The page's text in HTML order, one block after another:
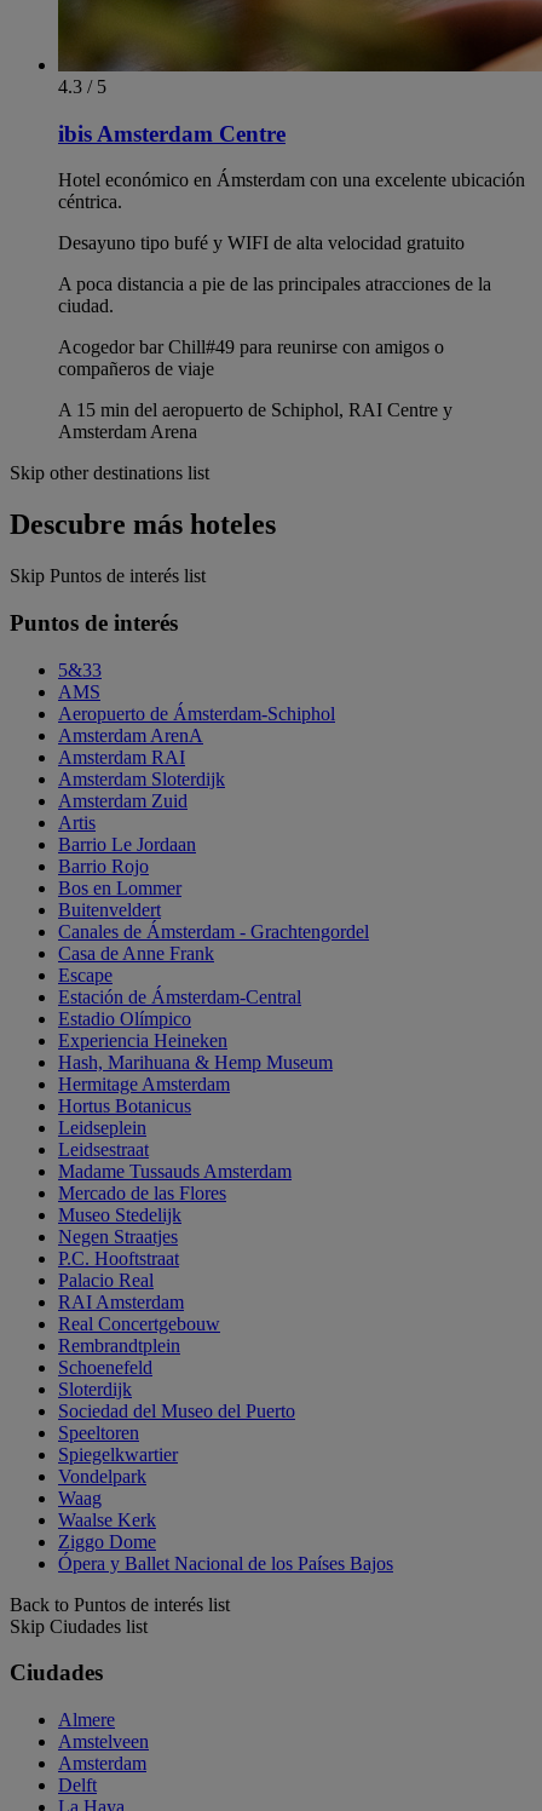
4.3 / 5
ibis Amsterdam Centre
Hotel económico en Ámsterdam con una excelente ubicación
céntrica.
Desayuno tipo bufé y WIFI de alta velocidad gratuito
A poca distancia a pie de las principales atracciones de la
ciudad.
Acogedor bar Chill#49 para reunirse con amigos o
compañeros de viaje
A 15 min del aeropuerto de Schiphol, RAI Centre y
Amsterdam Arena
Skip other destinations list
Descubre más hoteles
Skip Puntos de interés list
Puntos de interés
5&33
AMS
Aeropuerto de Ámsterdam-Schiphol
Amsterdam ArenA
Amsterdam RAI
Amsterdam Sloterdijk
Amsterdam Zuid
Artis
Barrio Le Jordaan
Barrio Rojo
Bos en Lommer
Buitenveldert
Canales de Ámsterdam - Grachtengordel
Casa de Anne Frank
Escape
Estación de Ámsterdam-Central
Estadio Olímpico
Experiencia Heineken
Hash, Marihuana & Hemp Museum
Hermitage Amsterdam
Hortus Botanicus
Leidseplein
Leidsestraat
Madame Tussauds Amsterdam
Mercado de las Flores
Museo Stedelijk
Negen Straatjes
P.C. Hooftstraat
Palacio Real
RAI Amsterdam
Real Concertgebouw
Rembrandtplein
Schoenefeld
Sloterdijk
Sociedad del Museo del Puerto
Speeltoren
Spiegelkwartier
Vondelpark
Waag
Waalse Kerk
Ziggo Dome
Ópera y Ballet Nacional de los Países Bajos
Back to Puntos de interés list
Skip Ciudades list
Ciudades
Almere
Amstelveen
Amsterdam
Delft
La Haya